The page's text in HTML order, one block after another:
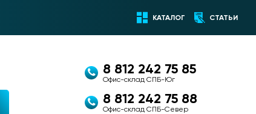
КАТАЛОГ СТАТЬИ
8 812 242 75 85
Офис-склад СПБ-Юг
8 812 242 75 88
Офис-склад СПБ-Север